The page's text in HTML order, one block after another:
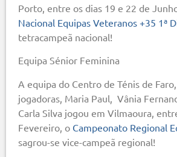
Porto, entre os dias 19 e 22 de
Nacional Equipas Veteranos +35 1ª
tetracampeã nacional!
Equipa Sénior Feminina
A equipa do Centro de Ténis de
jogadoras, Maria Paul, Vânia
Carla Silva jogou em Vilmaoura,
Fevereiro, o Campeonato Regional
sagrou-se vice-campeã regional!